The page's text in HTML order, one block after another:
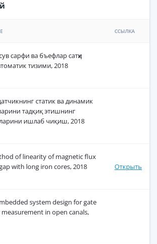
ССЫЛКА
сарфи ва бъефлар сатҳи
тизими, 2018
статик ва динамик
тадқиқ этишнинг
ишлаб чиқиш, 2018
of linearity of magnetic flux
with long iron cores, 2018
Открыть
system design for gate
in open canals,